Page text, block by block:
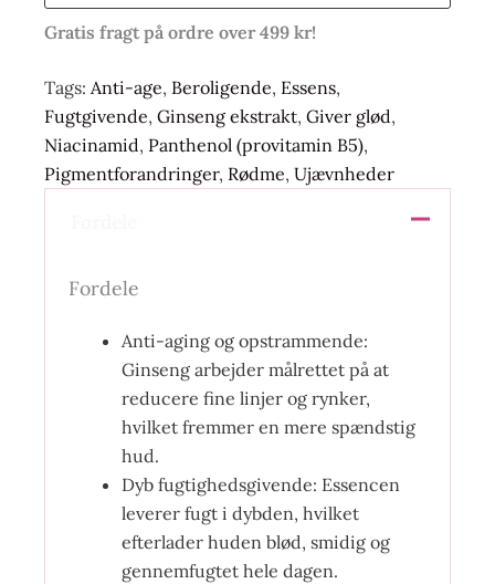
Gratis fragt på ordre over 499 kr!
Tags: Anti-age, Beroligende, Essens,
Fugtgivende, Ginseng ekstrakt, Giver glød,
Niacinamid, Panthenol (provitamin B5),
Pigmentforandringer, Rødme, Ujævnheder
Fordele
Anti-aging og opstrammende:
Ginseng arbejder målrettet på at
reducere fine linjer og rynker,
hvilket fremmer en mere spændstig
hud.
Dyb fugtighedsgivende: Essencen
leverer fugt i dybden, hvilket
efterlader huden blød, smidig og
gennemfugtet hele dagen.